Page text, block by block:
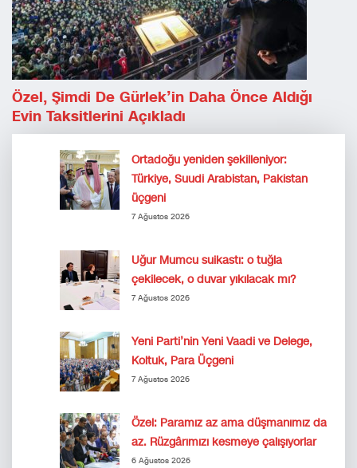
Özel, Şimdi De Gürlek’in Daha Önce Aldığı
Evin Taksitlerini Açıkladı
Ortadoğu yeniden şekilleniyor:
Türkiye, Suudi Arabistan, Pakistan
üçgeni
7 Ağustos 2026
Uğur Mumcu suikastı: o tuğla
çekilecek, o duvar yıkılacak mı?
7 Ağustos 2026
Yeni Parti’nin Yeni Vaadi ve Delege,
Koltuk, Para Üçgeni
7 Ağustos 2026
Özel: Paramız az ama düşmanımız da
az. Rüzgârımızı kesmeye çalışıyorlar
6 Ağustos 2026